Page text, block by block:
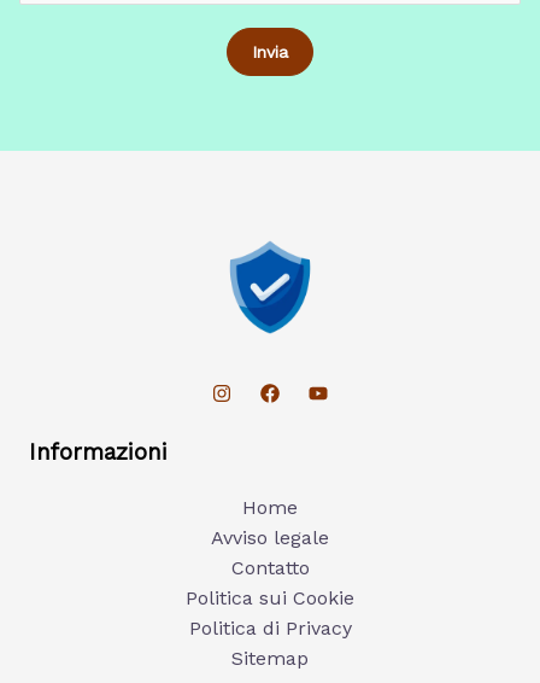
Informazioni
Home
Avviso legale
Contatto
Politica sui Cookie
Politica di Privacy
Sitemap